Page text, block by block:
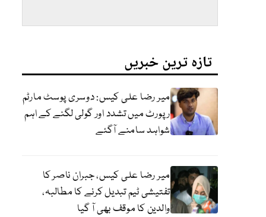
تازہ ترین خبریں
میر رضا علی کیس: دوسری پوسٹ مارٹم
رپورٹ میں تشدد اور گولی لگنے کے اہم
شواہد سامنے آگئے
میر رضا علی کیس، جبران ناصر کا
تفتیشی ٹیم تبدیل کرنے کا مطالبہ،
والدین کا موقف بھی آ گیا